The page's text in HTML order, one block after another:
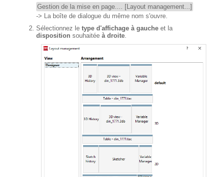
Gestion de la mise en page.... [Layout management...]
-> La boîte de dialogue du même nom s'ouvre.
Sélectionnez le type d'affichage à gauche et la
disposition souhaitée à droite.